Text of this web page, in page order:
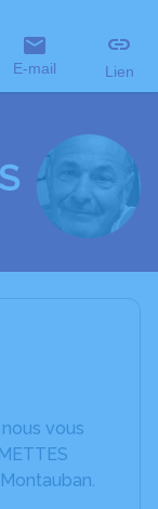
E-mail Lien
vous